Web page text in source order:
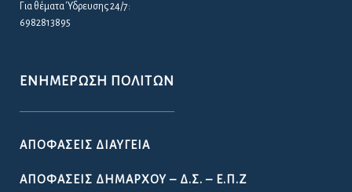
Για θέματα Ύδρευσης 24/7:
6982813895
ΕΝΗΜΈΡΩΣΗ ΠΟΛΙΤΏΝ
ΑΠΟΦΆΣΕΙΣ ΔΙΑΎΓΕΙΑ
ΑΠΟΦΆΣΕΙΣ ΔΗΜΆΡΧΟΥ – Δ.Σ. – Ε.Π.Ζ